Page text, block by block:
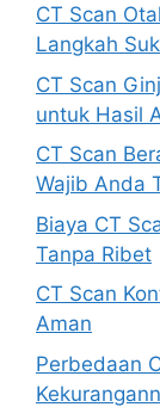
CT Scan
Langkah
CT Scan
untuk Hasil
CT Scan
Wajib Anda
Biaya CT
Tanpa Ribet
CT Scan
Aman
Perbedaan